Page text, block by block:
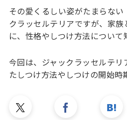
その愛くるしい姿がたまらな
クラッセルテリアですが、家
に、性格やしつけ方法について
今回は、ジャックラッセルテ
たしつけ方法やしつけの開始時